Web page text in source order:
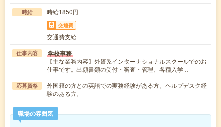
時給 時給1850円
交通費
交通費支給
仕事内容 学校事務
【主な業務内容】外資系インターナショナルスクールでのお
仕事です。出願書類の受付・審査・管理、各種入学…
応募資格
外国籍の方との英語での実務経験がある方。ヘルプデスク経
験のある方。
職場の雰囲気